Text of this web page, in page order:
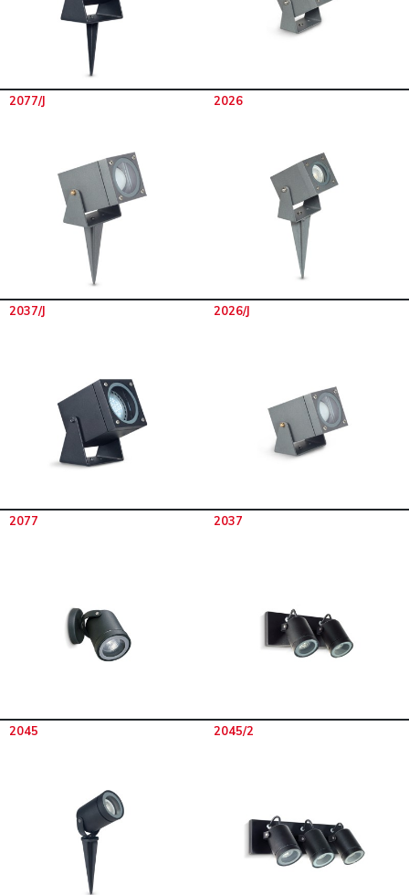
2077/J 2026
2037/J 2026/J
2077 2037
2045 2045/2